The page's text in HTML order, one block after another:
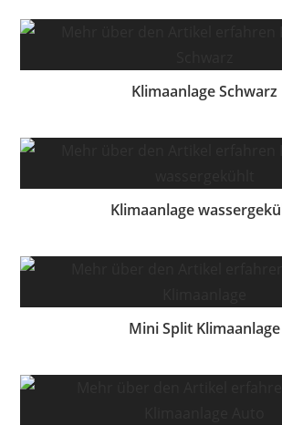
Klimaanlage Schwarz
Klimaanlage
Mini Split Klimaanlage